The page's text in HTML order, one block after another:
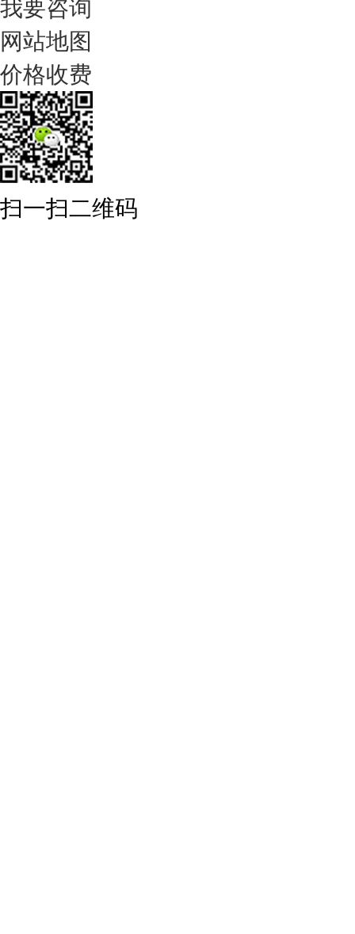
我要咨询
网站地图
价格收费
扫一扫二维码